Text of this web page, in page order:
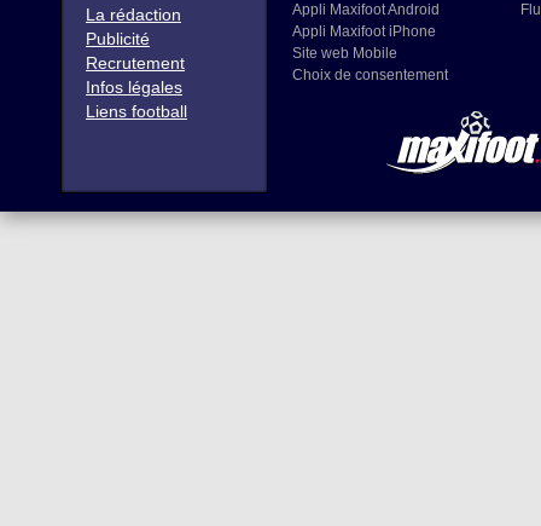
La rédaction
Publicité
Recrutement
Infos légales
Liens football
Appli Maxifoot Android
Appli Maxifoot iPhone
Site web Mobile
Choix de consentement